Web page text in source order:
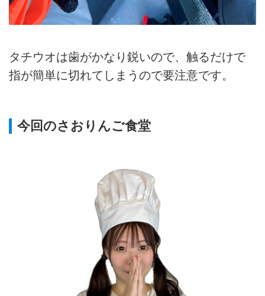
タチウオは歯がかなり鋭いので、触るだけで
指が簡単に切れてしまうので要注意です。
今回のさおりんご食堂